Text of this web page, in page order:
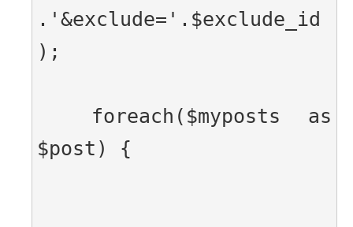
.'&exclude='.$exclude_id
);
foreach($myposts as
$post) {